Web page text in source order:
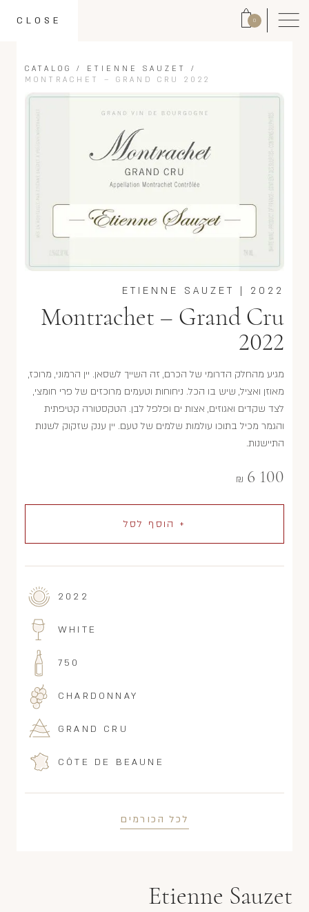
0
CLOSE
CATALOG / ETIENNE SAUZET
/
MONTRACHET – GRAND CRU 2022
2022
ETIENNE SAUZET
Montrachet – Grand Cru
2022
מגיע מהחלק הדרומי של הכרם, זה השייך לשסאן. יין הרמוני, מרוכז,
מאוזן ואציל, שיש בו הכל. ניחוחות וטעמים מרוכזים של פרי חומצי,
לצד שקדים ואגוזים, אצות ים ופלפל לבן. הטקסטורה קטיפתית
והגמר מכיל בתוכו עולמות שלמים של טעם. יין ענק שזקוק לשנות
התיישנות.
6 100
₪
+ הוסף לסל
2022
WHITE
750
CHARDONNAY
GRAND CRU
CÔTE DE BEAUNE
לכל הכורמים
Etienne Sauzet